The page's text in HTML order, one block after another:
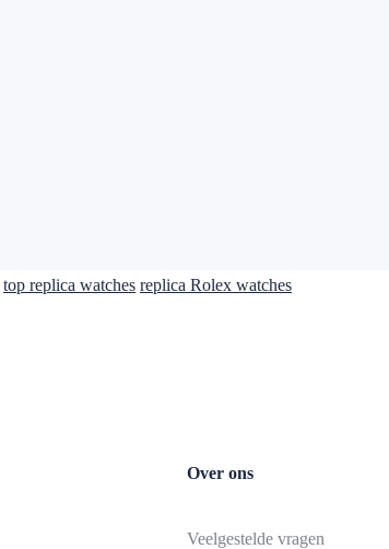
top replica watches replica Rolex watches
Over ons
Veelgestelde vragen